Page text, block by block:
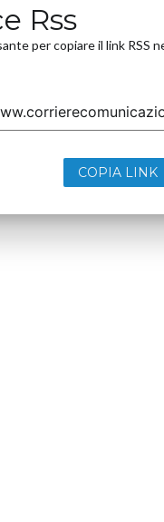
Rss
per copiare il link RSS
COPIA LINK